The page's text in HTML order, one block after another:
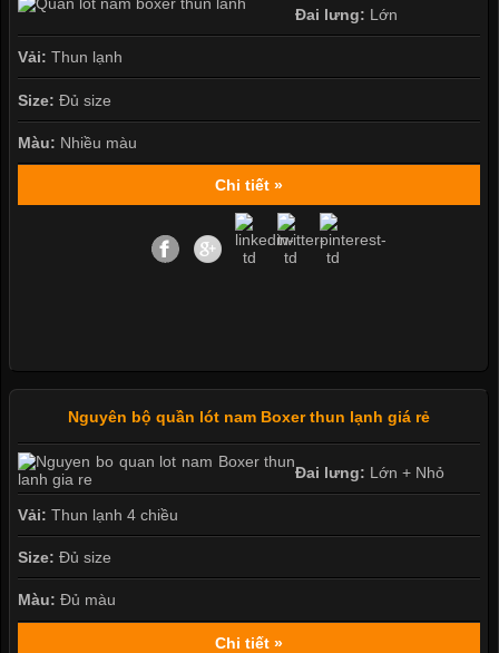
Đai lưng: Lớn
Vải: Thun lạnh
Size: Đủ size
Màu: Nhiều màu
Chi tiết »
Nguyên bộ quần lót nam Boxer thun lạnh giá rẻ
Đai lưng: Lớn + Nhỏ
Vải: Thun lạnh 4 chiều
Size: Đủ size
Màu: Đủ màu
Chi tiết »